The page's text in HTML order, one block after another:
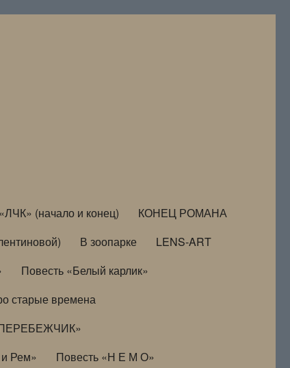
(начало и конец)
КОНЕЦ РОМАНА
В зоопарке
LENS-ART
Повесть «Белый карлик»
старые времена
Рем»
Повесть «Н Е М О»